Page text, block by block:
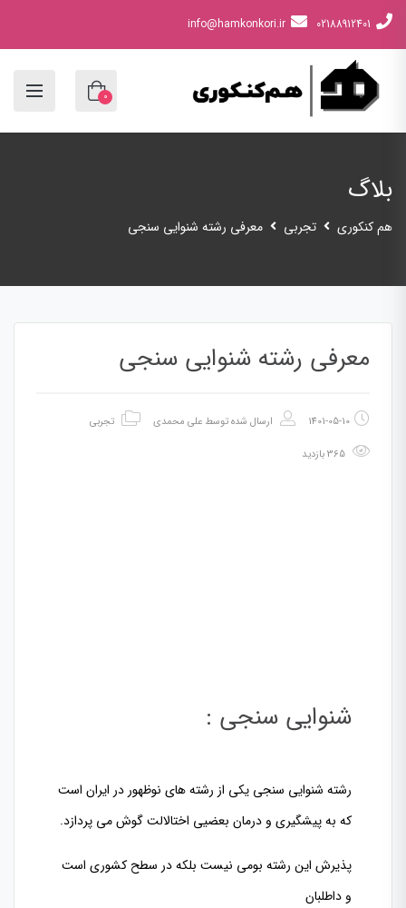
02188912401
info@hamkonkori.ir
0
بلاگ
هم کنکوری تجربی معرفی رشته شنوایی سنجی
معرفی رشته شنوایی سنجی
1401-05-10 ارسال شده توسط علی محمدی تجربی
شنوایی سنجی :
رشته شنوایی سنجی یکی از رشته های نوظهور در ایران است
که به پیشگیری و درمان بعضیی اختالالت گوش می پردازد.
پذیرش این رشته بومی نیست بلکه در سطح کشوری است
و داطلبان